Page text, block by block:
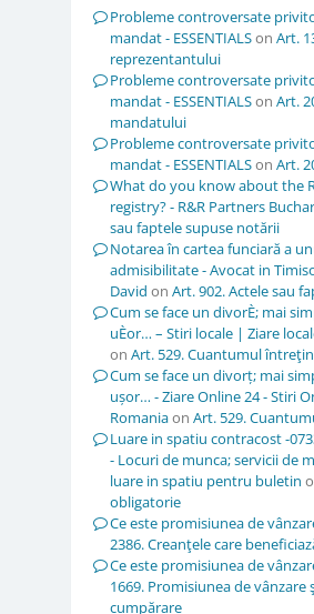
Probleme controversate
mandat - ESSENTIALSon Art.
reprezentantului
Probleme controversate
mandat - ESSENTIALSon Art.
mandatului
Probleme controversate
mandat - ESSENTIALSon Art.
What do you know about the
registry? - R&R Partners
sau faptele supuse notării
Notarea în cartea funciară a
admisibilitate - Avocat in
David on Art. 902. Actele sau
Cum se face un divorÈ; mai
uÈor… – Stiri locale | Ziare
on Art. 529. Cuantumul
Cum se face un divorț; mai
ușor… - Ziare Online 24 - Stiri
Romaniaon Art. 529.
Luare in spatiu contracost -
- Locuri de munca; servicii de
luare in spatiu pentru buletin
obligatorie
Ce este promisiunea de
2386. Creanţele care
Ce este promisiunea de
1669. Promisiunea de vânzare
cumpărare